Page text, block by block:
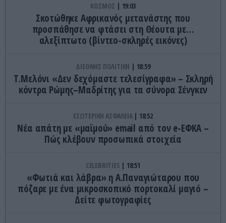
ΚΟΣΜΟΣ 19:03
Σκοτώθηκε Αφρικανός μετανάστης που
προσπάθησε να φτάσει στη Θέουτα με…
αλεξίπτωτο (βίντεο-σκληρές εικόνες)
ΔΙΕΘΝΗΣ ΠΟΛΙΤΙΚΗ 18:59
Τ.Μελόνι «Δεν δεχόμαστε τελεσίγραφα» – Σκληρή
κόντρα Ρώμης–Μαδρίτης για τα σύνορα Σένγκεν
ΕΣΩΤΕΡΙΚΗ ΑΣΦΑΛΕΙΑ 18:52
Νέα απάτη με «μαϊμού» email από τον e-ΕΦΚΑ –
Πώς κλέβουν προσωπικά στοιχεία
CELEBRITIES 18:51
«Φωτιά και λάβρα» η Α.Παναγιώταρου που
πόζαρε με ένα μικροσκοπικό πορτοκαλί μαγιό –
Δείτε φωτογραφίες